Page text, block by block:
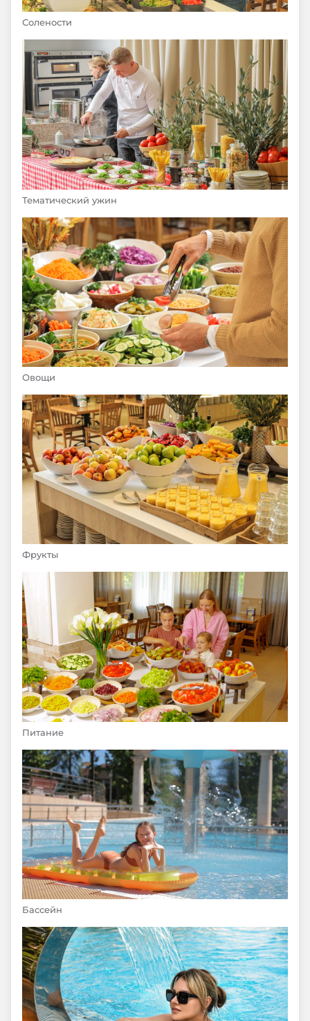
Солености
Тематический ужин
Овощи
Фрукты
Питание
Бассейн